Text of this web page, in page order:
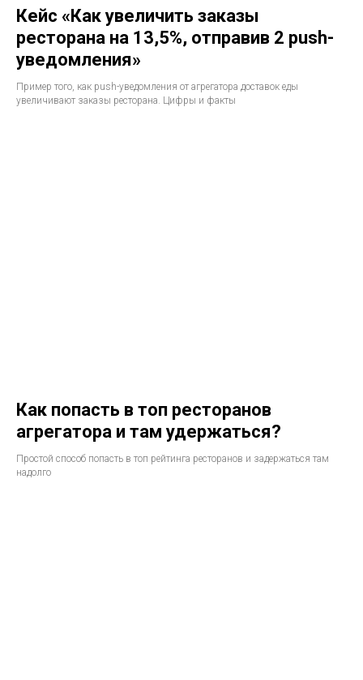
Кейс «Как увеличить заказы
ресторана на 13,5%, отправив 2 push-
уведомления»
Пример того, как push-уведомления от агрегатора доставок еды
увеличивают заказы ресторана. Цифры и факты
Как попасть в топ ресторанов
агрегатора и там удержаться?
Простой способ попасть в топ рейтинга ресторанов и задержаться там
надолго